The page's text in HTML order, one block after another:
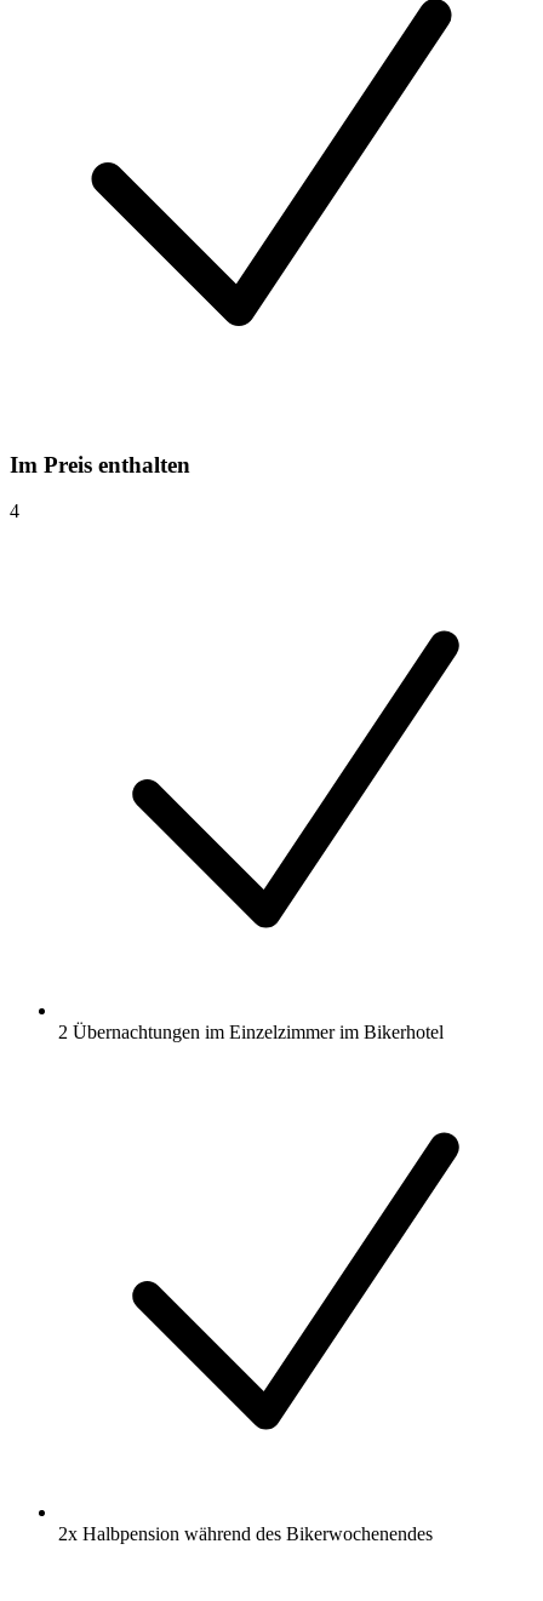
Im Preis enthalten
4
2 Übernachtungen im Einzelzimmer im Bikerhotel
2x Halbpension während des Bikerwochenendes